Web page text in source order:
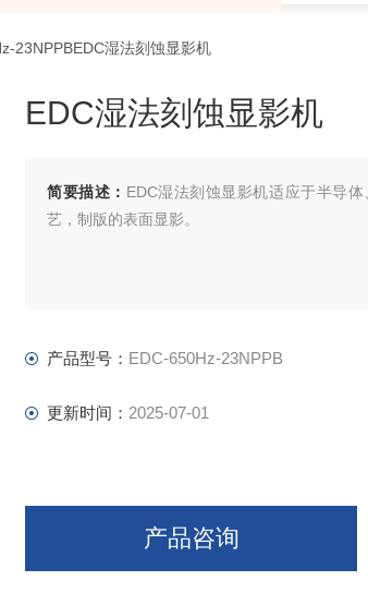
23NPPBEDC湿法刻蚀显影机
EDC湿法刻蚀显影机
简要描述： EDC湿法刻蚀显影机适应于半导
艺，制版的表面显影。
产品型号： EDC-650Hz-23NPPB
更新时间： 2025-07-01
产品咨询